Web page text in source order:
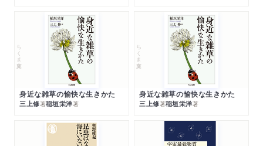
ちくま文庫
身近な雑草の愉快な生きかた
三上修著稲垣栄洋著
ちくま文庫
身近な雑草の愉快な生きかた
三上修著稲垣栄洋著